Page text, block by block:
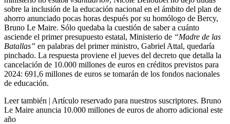
sobre la inclusión de la educación nacional en el ámbito del plan de
ahorro anunciado pocas horas después por su homólogo de Bercy,
Bruno Le Maire. Sólo quedaba la cuestión de saber a cuánto
asciende el primer presupuesto estatal, Ministerio de “Madre de las
Batallas” en palabras del primer ministro, Gabriel Attal, quedaría
pinchado. La respuesta proviene el jueves del decreto que detalla la
cancelación de 10.000 millones de euros en créditos previstos para
2024: 691,6 millones de euros se tomarán de los fondos nacionales
de educación.
Leer también | Artículo reservado para nuestros suscriptores. Bruno
Le Maire anuncia 10.000 millones de euros de ahorro adicional este
año